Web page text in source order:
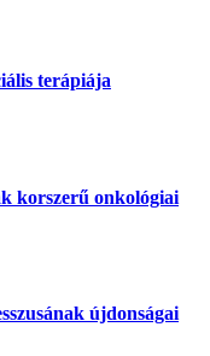
terápiája
korszerű onkológiai
újdonságai